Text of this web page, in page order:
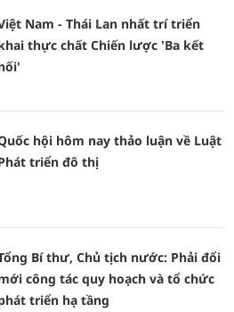
Nam - Thái Lan nhất trí triển
thực chất Chiến lược 'Ba kết
hội hôm nay thảo luận về Luật
triển đô thị
Bí thư, Chủ tịch nước: Phải đổi
công tác quy hoạch và tổ chức
triển hạ tầng